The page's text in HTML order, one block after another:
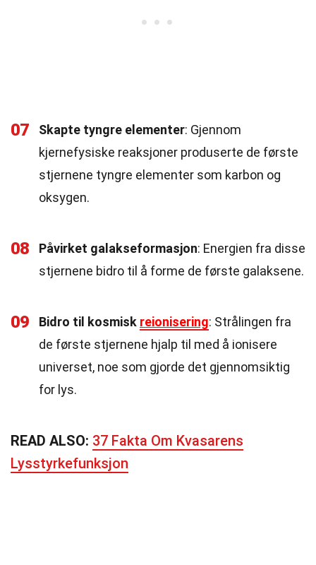
07 Skapte tyngre elementer: Gjennom
kjernefysiske reaksjoner produserte de første
stjernene tyngre elementer som karbon og
oksygen.
08 Påvirket galakseformasjon: Energien fra disse
stjernene bidro til å forme de første galaksene.
09 Bidro til kosmisk reionisering: Strålingen fra
de første stjernene hjalp til med å ionisere
universet, noe som gjorde det gjennomsiktig
for lys.
READ ALSO: 37 Fakta Om Kvasarens
Lysstyrkefunksjon